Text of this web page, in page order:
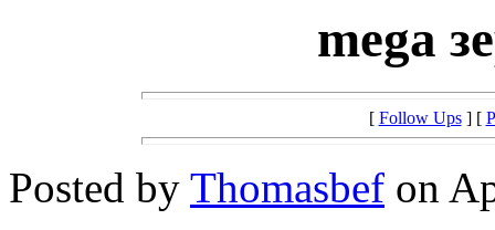
mega
[ Follow Ups] [
Posted by Thomasbef on